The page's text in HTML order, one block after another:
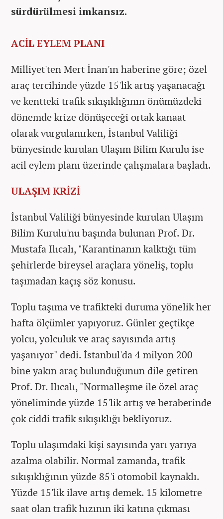
sürdürülmesi imkansız.
ACİL EYLEM PLANI
Milliyet'ten Mert İnan'ın haberine göre; özel
araç tercihinde yüzde 15'lik artış yaşanacağı
ve kentteki trafik sıkışıklığının önümüzdeki
dönemde krize dönüşeceği ortak kanaat
olarak vurgulanırken, İstanbul Valiliği
bünyesinde kurulan Ulaşım Bilim Kurulu ise
acil eylem planı üzerinde çalışmalara başladı.
ULAŞIM KRİZİ
İstanbul Valiliği bünyesinde kurulan Ulaşım
Bilim Kurulu'nu başında bulunan Prof. Dr.
Mustafa Ilıcalı, "Karantinanın kalktığı tüm
şehirlerde bireysel araçlara yöneliş, toplu
taşımadan kaçış söz konusu.
Toplu taşıma ve trafikteki duruma yönelik her
hafta ölçümler yapıyoruz. Günler geçtikçe
yolcu, yolculuk ve araç sayısında artış
yaşanıyor" dedi. İstanbul'da 4 milyon 200
bine yakın araç bulunduğunun dile getiren
Prof. Dr. Ilıcalı, "Normalleşme ile özel araç
yöneliminde yüzde 15'lik artış ve beraberinde
çok ciddi trafik sıkışıklığı bekliyoruz.
Toplu ulaşımdaki kişi sayısında yarı yarıya
azalma olabilir. Normal zamanda, trafik
sıkışıklığının yüzde 85'i otomobil kaynaklı.
Yüzde 15'lik ilave artış demek. 15 kilometre
saat olan trafik hızının iki katına çıkması